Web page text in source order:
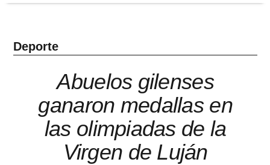
Deporte
Abuelos gilenses
ganaron medallas en
las olimpiadas de la
Virgen de Luján